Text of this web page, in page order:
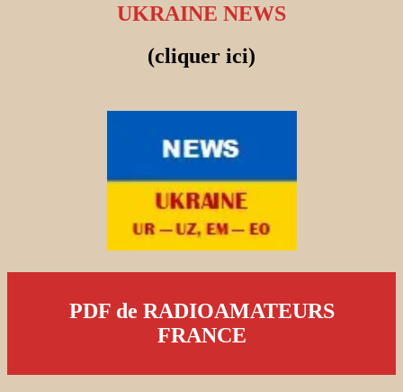
UKRAINE NEWS
(cliquer ici)
PDF de RADIOAMATEURS
FRANCE